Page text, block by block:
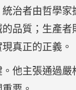
治者由哲學
品質；生產
真正的正義。
他主張通過